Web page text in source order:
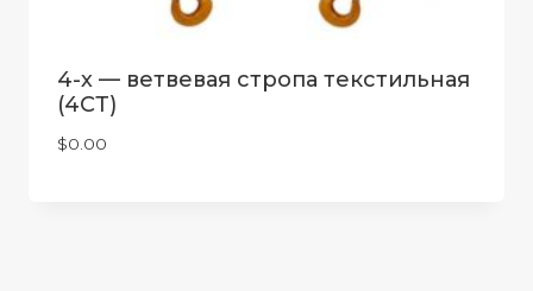
4-х — ветвевая стропа текстильная
(4СТ)
$0.00